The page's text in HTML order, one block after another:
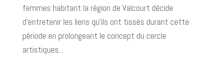
femmes habitant la région de Valcourt décide
d’entretenir les liens qu’ils ont tissés durant cette
période en prolongeant le concept du cercle
artistiques...